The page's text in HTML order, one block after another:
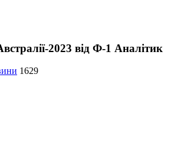
2023 від Ф-1 Аналітик
1629